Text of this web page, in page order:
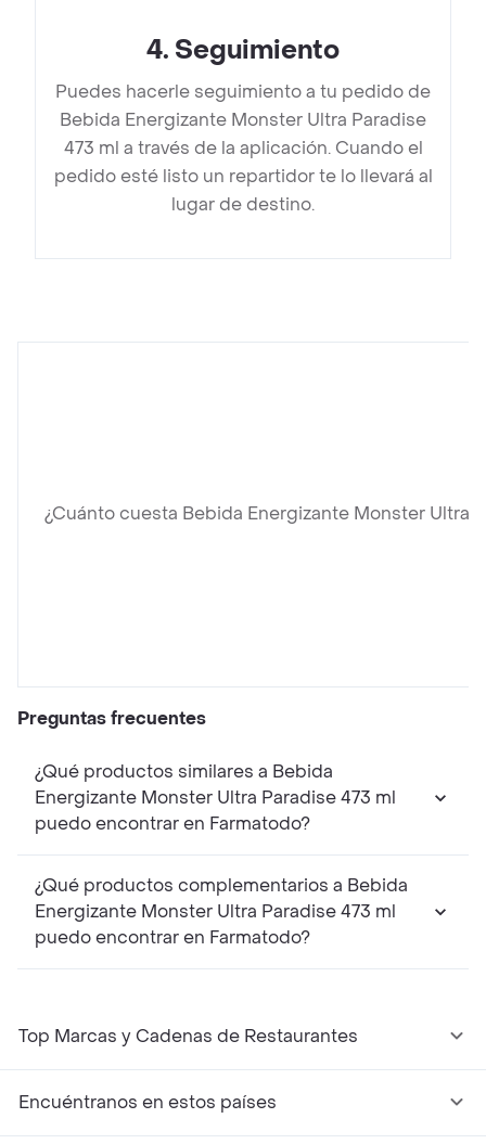
4. Seguimiento
Puedes hacerle seguimiento a tu pedido de
Bebida Energizante Monster Ultra Paradise
473 ml a través de la aplicación. Cuando el
pedido esté listo un repartidor te lo llevará al
lugar de destino.
¿Cuánto cuesta Bebida Energizante Monster Ultra
Preguntas frecuentes
¿Qué productos similares a Bebida
Energizante Monster Ultra Paradise 473 ml
puedo encontrar en Farmatodo?
¿Qué productos complementarios a Bebida
Energizante Monster Ultra Paradise 473 ml
puedo encontrar en Farmatodo?
Top Marcas y Cadenas de Restaurantes
Encuéntranos en estos países